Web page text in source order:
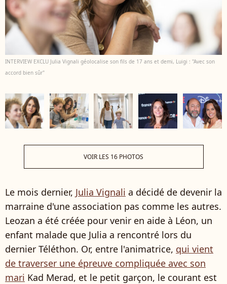
INTERVIEW EXCLU Julia Vignali géolocalise son fils de 17 ans et demi, Luigi : "Avec son
accord bien sûr"
VOIR LES 16 PHOTOS
Le mois dernier, Julia Vignali a décidé de devenir la
marraine d'une association pas comme les autres.
Leozan a été créée pour venir en aide à Léon, un
enfant malade que Julia a rencontré lors du
dernier Téléthon. Or, entre l'animatrice, qui vient
de traverser une épreuve compliquée avec son
mari Kad Merad, et le petit garçon, le courant est